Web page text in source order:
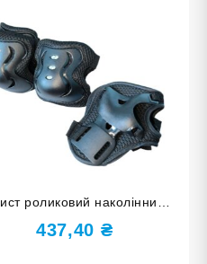
роликовий наколінники
накладки на кисті
М чорний HJ-HDD-М-
437,40 ₴